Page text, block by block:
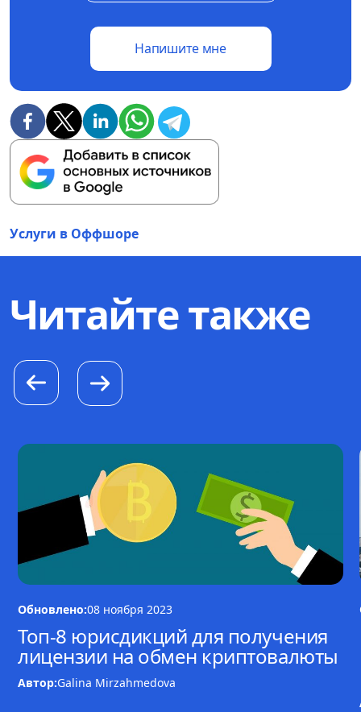
Напишите мне
Услуги в Оффшоре
Читайте также
Обновлено:08 ноября 2023
Топ-8 юрисдикций для получения
лицензии на обмен криптовалюты
Автор:Galina Mirzahmedova